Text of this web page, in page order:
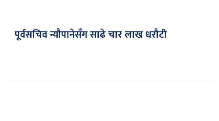
पूर्वसचिव न्यौपानेसँग साढे चार लाख धरौटी